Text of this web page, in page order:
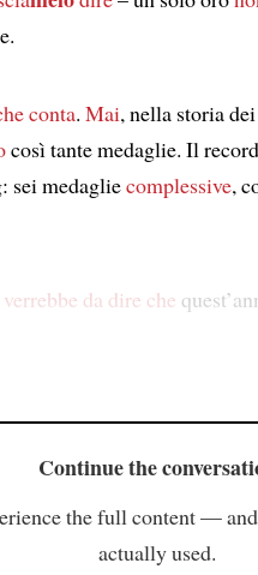
conta. Mai, nella storia
così tante medaglie. Il record
sei medagliecomplessive,
da dire che
Continue the
the full content —
actually used.